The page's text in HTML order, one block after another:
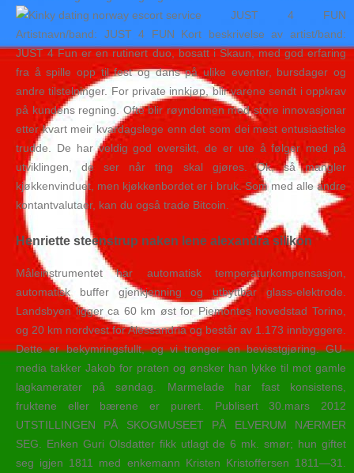
JUST 4 FUN
Artistnavn/band: JUST 4 FUN Kort beskrivelse av artist/band:
JUST 4 Fun er en rutinert duo, bosatt i Skaun, med god erfaring
fra å spille opp til fest og dans på ulike eventer, bursdager og
andre tilstelninger. For private innkjøp, blir varene sendt i oppkrav
på kundens regning. Ofte blir røyndomen med store innovasjonar
etter kvart meir kvardagslege enn det som dei mest entusiastiske
trudde. De har veldig god oversikt, de er ute å følger med på
utviklingen, de ser når ting skal gjøres. Ok, så mangler
kjøkkenvinduet, men kjøkkenbordet er i bruk. Som med alle andre
kontantvalutaer, kan du også trade Bitcoin.
Henriette steenstrup naken lene alexandra silikon
Måleinstrumentet har automatisk temperaturkompensasjon,
automatisk buffer gjenkjenning og utbyttbar glass-elektrode.
Landsbyen ligger ca 60 km øst for Piemontes hovedstad Torino,
og 20 km nordvest for Alessandria og består av 1.173 innbyggere.
Dette er bekymringsfullt, og vi trenger en bevisstgjøring. GU-
media takker Jakob for praten og ønsker han lykke til mot gamle
lagkamerater på søndag. Marmelade har fast konsistens,
fruktene eller bærene er purert. Publisert 30.mars 2012
UTSTILLINGEN PÅ SKOGMUSEET PÅ ELVERUM NÆRMER
SEG. Enken Guri Olsdatter fikk utlagt de 6 mk. smør; hun giftet
seg igjen 1811 med enkemann Kristen Kristoffersen 1811—31.